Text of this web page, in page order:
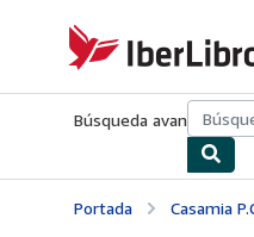
IberLibro.com
Búsqueda avanzada
Portada Casamia